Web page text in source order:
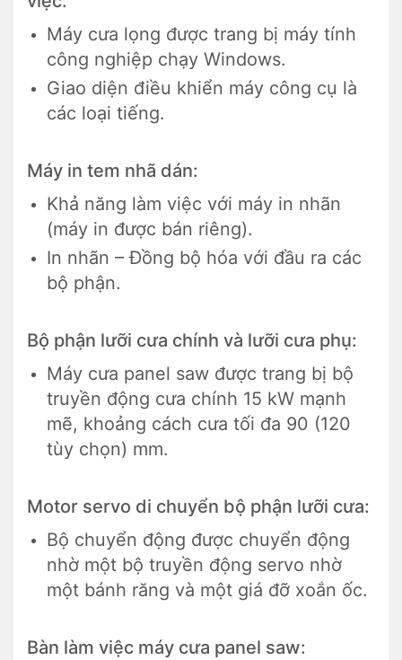
Máy cưa lọng được trang bị máy tính
công nghiệp chạy Windows.
Giao diện điều khiển máy công cụ là
các loại tiếng.
Máy in tem nhã dán:
Khả năng làm việc với máy in nhãn
(máy in được bán riêng).
In nhãn – Đồng bộ hóa với đầu ra các
bộ phận.
Bộ phận lưỡi cưa chính và lưỡi cưa phụ:
Máy cưa panel saw được trang bị bộ
truyền động cưa chính 15 kW mạnh
mẽ, khoảng cách cưa tối đa 90 (120
tùy chọn) mm.
Motor servo di chuyển bộ phận lưỡi cưa:
Bộ chuyển động được chuyển động
nhờ một bộ truyền động servo nhờ
một bánh răng và một giá đỡ xoắn ốc.
Bàn làm việc máy cưa panel saw: